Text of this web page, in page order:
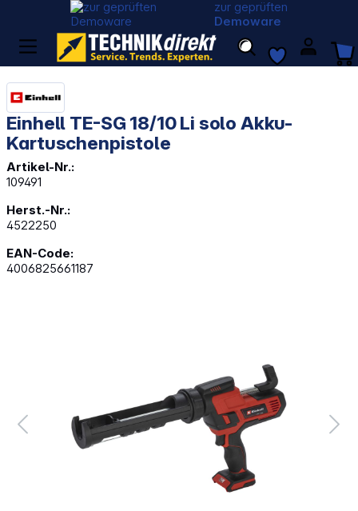
zur geprüften
Demoware
Einhell TE-SG 18/10 Li solo Akku-
Kartuschenpistole
Artikel-Nr.:
109491
Herst.-Nr.:
4522250
EAN-Code:
4006825661187